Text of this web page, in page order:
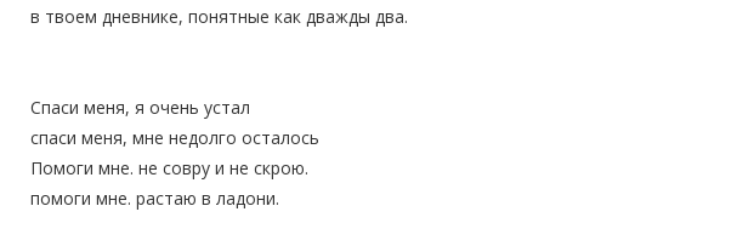
в твоем дневнике, понятные как дважды два.
Спаси меня, я очень устал
спаси меня, мне недолго осталось
Помоги мне. не совру и не скрою.
помоги мне. растаю в ладони.